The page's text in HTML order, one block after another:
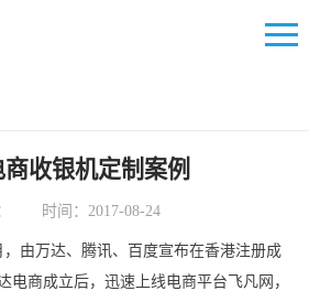
收银机定制案例
时间：2017-08-24
，由万达、腾讯、百度宣布在香港注册成
电商成立后，迅速上线电商平台飞凡网，